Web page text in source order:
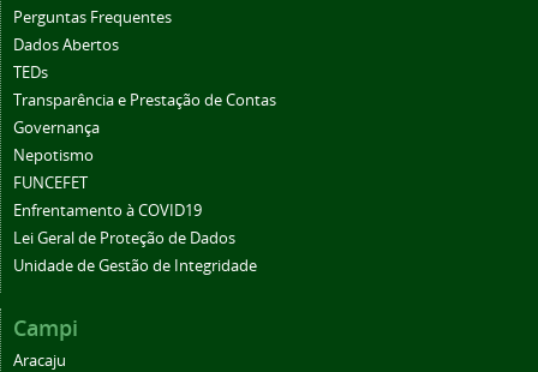
Perguntas Frequentes
Dados Abertos
TEDs
Transparência e Prestação de Contas
Governança
Nepotismo
FUNCEFET
Enfrentamento à COVID19
Lei Geral de Proteção de Dados
Unidade de Gestão de Integridade
Campi
Aracaju